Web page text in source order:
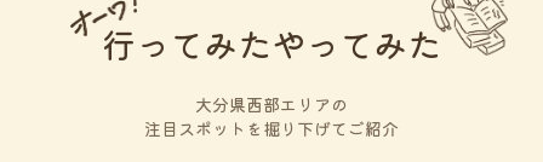
行ってみたやってみた
大分県西部エリアの
注目スポットを掘り下げてご紹介